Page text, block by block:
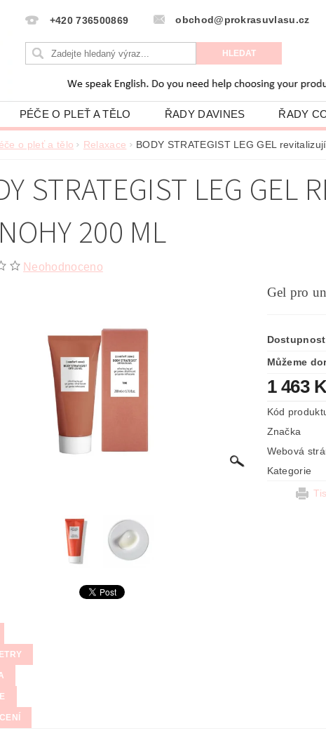
+420 736500869 obchod@prokrasuvlasu.cz
PÉČE O PLEŤ A TĚLO ŘADY DAVINES ŘADY
HODNOCENÍ OBCHODU VLASOVÁ PORADNA
o pleť a tělo Relaxace BODY STRATEGIST LEG GEL
STRATEGIST LEG GEL
200 ML
Neohodnoceno
Gel pro
Dostupnost
Můžeme
1 463
Kód
Značka
Webová
Kategorie